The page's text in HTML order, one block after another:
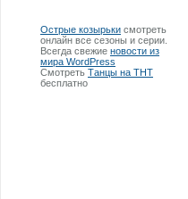
Острые козырьки смотреть
онлайн все сезоны и серии.
Всегда свежие новости из
мира WordPress
Смотреть Танцы на ТНТ
бесплатно